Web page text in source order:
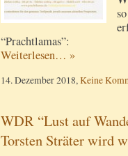
“Prachtlamas”:
Weiterlesen… »
14. Dezember 2018,Keine
WDR “Lust auf
Torsten Sträter wird